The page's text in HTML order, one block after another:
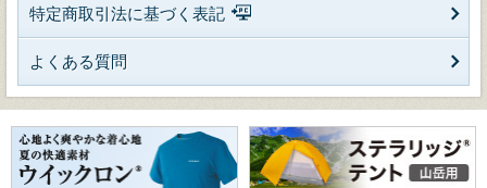
特定商取引法に基づく表記
よくある質問